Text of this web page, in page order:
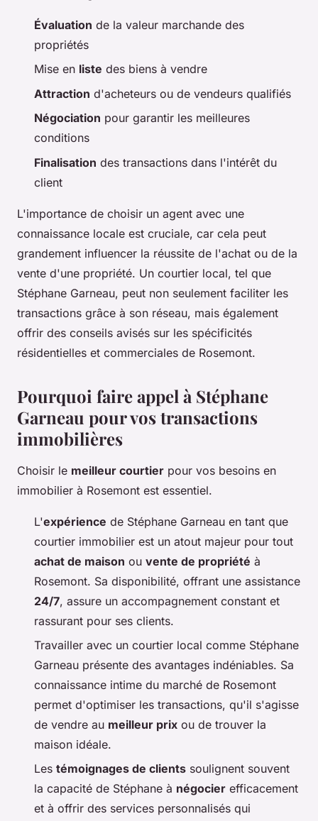
Évaluation de la valeur marchande des
propriétés
Mise en liste des biens à vendre
Attraction d'acheteurs ou de vendeurs qualifiés
Négociation pour garantir les meilleures
conditions
Finalisation des transactions dans l'intérêt du
client
L'importance de choisir un agent avec une
connaissance locale est cruciale, car cela peut
grandement influencer la réussite de l'achat ou de la
vente d'une propriété. Un courtier local, tel que
Stéphane Garneau, peut non seulement faciliter les
transactions grâce à son réseau, mais également
offrir des conseils avisés sur les spécificités
résidentielles et commerciales de Rosemont.
Pourquoi faire appel à Stéphane
Garneau pour vos transactions
immobilières
Choisir le meilleur courtier pour vos besoins en
immobilier à Rosemont est essentiel.
L'expérience de Stéphane Garneau en tant que
courtier immobilier est un atout majeur pour tout
achat de maison ou vente de propriété à
Rosemont. Sa disponibilité, offrant une assistance
24/7, assure un accompagnement constant et
rassurant pour ses clients.
Travailler avec un courtier local comme Stéphane
Garneau présente des avantages indéniables. Sa
connaissance intime du marché de Rosemont
permet d'optimiser les transactions, qu'il s'agisse
de vendre au meilleur prix ou de trouver la
maison idéale.
Les témoignages de clients soulignent souvent
la capacité de Stéphane à négocier efficacement
et à offrir des services personnalisés qui